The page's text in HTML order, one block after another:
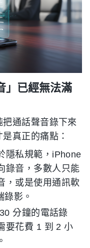
」已經無法滿
通話聲音錄下來
真正的痛點：
隱私規範，iPhone
錄音，多數人只能
，或是使用通訊軟
影。
分鐘的電話錄
要花費 1 到 2 小